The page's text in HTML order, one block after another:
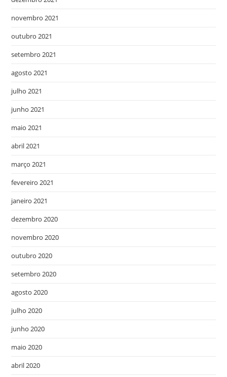
novembro 2021
outubro 2021
setembro 2021
agosto 2021
julho 2021
junho 2021
maio 2021
abril 2021
março 2021
fevereiro 2021
janeiro 2021
dezembro 2020
novembro 2020
outubro 2020
setembro 2020
agosto 2020
julho 2020
junho 2020
maio 2020
abril 2020